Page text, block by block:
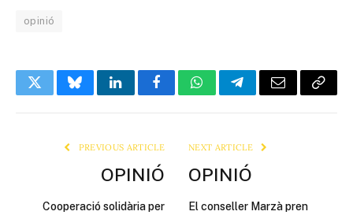
opinió
TwitterBlueskyLinkedInFacebookWhatsAppTelegramEmail Copy
PREVIOUS ARTICLE
OPINIÓ
Cooperació solidària per
NEXT ARTICLE
OPINIÓ
El conseller Marzà pren